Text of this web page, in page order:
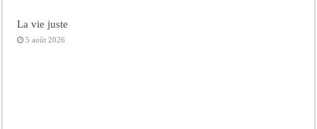
La vie juste
5 août 2026